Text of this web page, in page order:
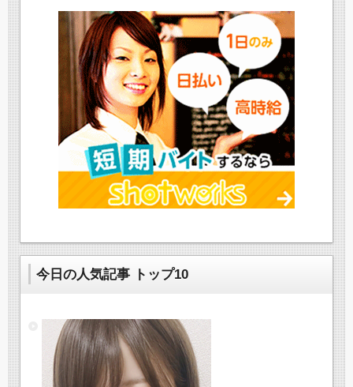
今日の人気記事 トップ10